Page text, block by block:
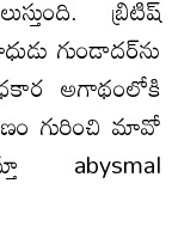
బ్రిటిష్‌
గుండాదర్‌ను
అగాథంలోకి
గురించి మావో
abysmal